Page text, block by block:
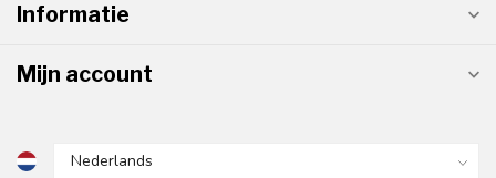
Informatie
Mijn account